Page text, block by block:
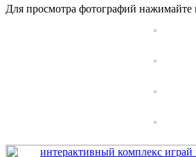
Для просмотра фотографий нажимайте